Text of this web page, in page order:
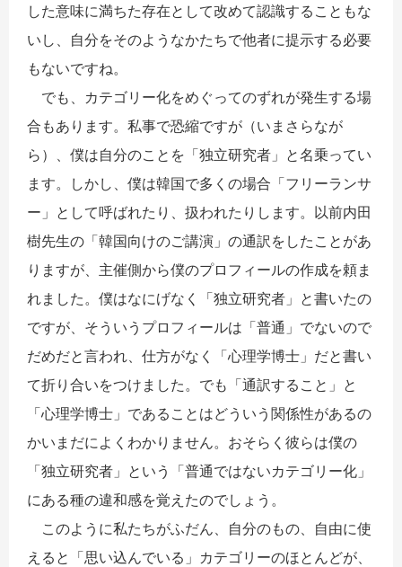
した意味に満ちた存在として改めて認識することもな
いし、自分をそのようなかたちで他者に提示する必要
もないですね。
でも、カテゴリー化をめぐってのずれが発生する場
合もあります。私事で恐縮ですが（いまさらなが
ら）、僕は自分のことを「独立研究者」と名乗ってい
ます。しかし、僕は韓国で多くの場合「フリーランサ
ー」として呼ばれたり、扱われたりします。以前内田
樹先生の「韓国向けのご講演」の通訳をしたことがあ
りますが、主催側から僕のプロフィールの作成を頼ま
れました。僕はなにげなく「独立研究者」と書いたの
ですが、そういうプロフィールは「普通」でないので
だめだと言われ、仕方がなく「心理学博士」だと書い
て折り合いをつけました。でも「通訳すること」と
「心理学博士」であることはどういう関係性があるの
かいまだによくわかりません。おそらく彼らは僕の
「独立研究者」という「普通ではないカテゴリー化」
にある種の違和感を覚えたのでしょう。
このように私たちがふだん、自分のもの、自由に使
えると「思い込んでいる」カテゴリーのほとんどが、